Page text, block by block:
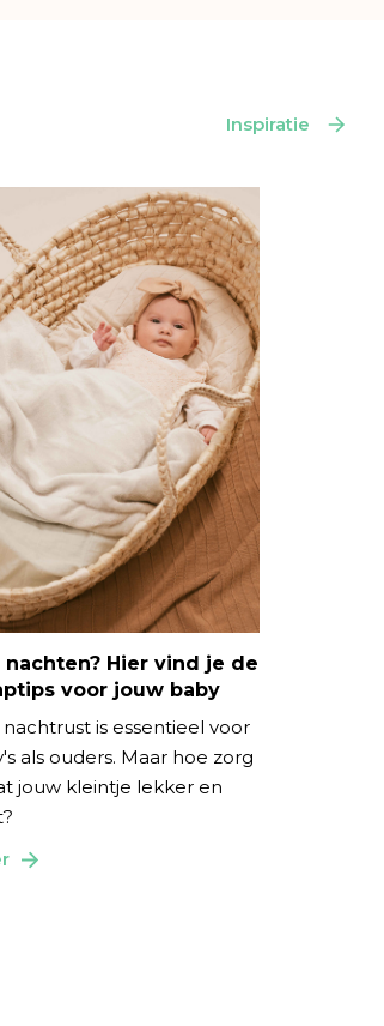
Inspiratie
nachten? Hier vind je de
voor jouw baby
is essentieel voor
als ouders. Maar hoe zorg
jouw kleintje lekker en